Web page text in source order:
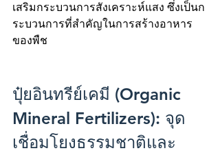
เสริมกระบวนการสังเคราะห์แสง ซึ่งเป็นก
ระบวนการที่สำคัญในการสร้างอาหาร
ของพืช
ปุ๋ยอินทรีย์เคมี (Organic
Mineral Fertilizers): จุด
เชื่อมโยงธรรมชาติและ